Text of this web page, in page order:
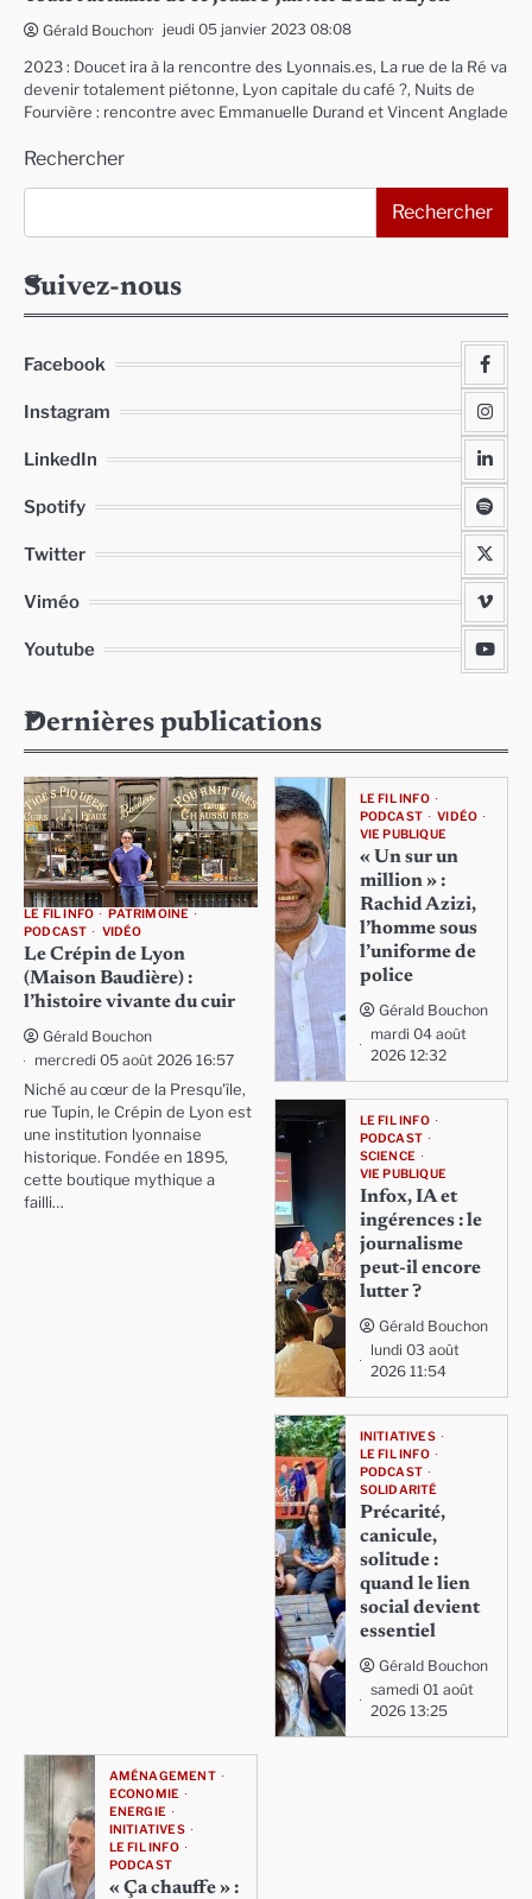
Gérald Bouchon jeudi 05 janvier 2023 08:08
2023 : Doucet ira à la rencontre des Lyonnais.es, La rue de la Ré va
devenir totalement piétonne, Lyon capitale du café ?, Nuits de
Fourvière : rencontre avec Emmanuelle Durand et Vincent Anglade
Rechercher
Rechercher
Suivez-nous
Facebook
Instagram
LinkedIn
Spotify
Twitter
Viméo
Youtube
Dernières publications
LE FIL INFO
PATRIMOINE
PODCAST
VIDÉO
Le Crépin de Lyon
(Maison Baudière) :
l’histoire vivante du cuir
Gérald Bouchon
mercredi 05 août 2026 16:57
Niché au cœur de la Presqu'île,
rue Tupin, le Crépin de Lyon est
une institution lyonnaise
historique. Fondée en 1895,
cette boutique mythique a
failli…
LE FIL INFO
PODCAST
VIDÉO
VIE PUBLIQUE
« Un sur un
million » :
Rachid Azizi,
l’homme sous
l’uniforme de
police
Gérald Bouchon
mardi 04 août
2026 12:32
LE FIL INFO
PODCAST
SCIENCE
VIE PUBLIQUE
Infox, IA et
ingérences : le
journalisme
peut-il encore
lutter ?
Gérald Bouchon
lundi 03 août
2026 11:54
INITIATIVES
LE FIL INFO
PODCAST
SOLIDARITÉ
Précarité,
canicule,
solitude :
quand le lien
social devient
essentiel
Gérald Bouchon
samedi 01 août
2026 13:25
AMÉNAGEMENT
ECONOMIE
ENERGIE
INITIATIVES
LE FIL INFO
PODCAST
« Ça chauffe » :